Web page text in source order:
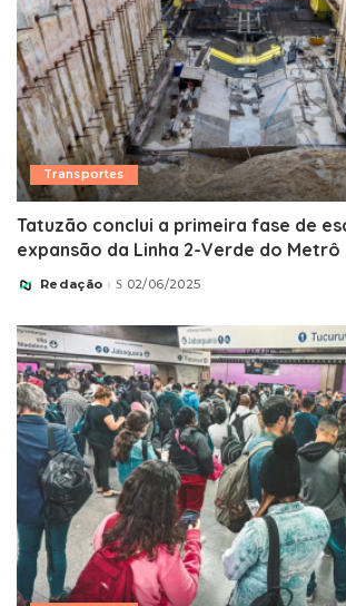
Transportes
Tatuzão conclui a primeira fase de
expansão da Linha 2-Verde do Metrô
Posted
Redação 02/06/2025